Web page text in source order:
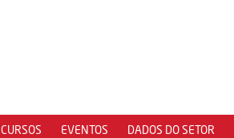
CURSOS EVENTOS DADOS DO SETOR